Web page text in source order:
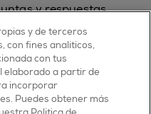
y respuestas
con nosotros
de privacidad
youtube
y de terceros
con fines analíticos,
con tus
elaborado a partir de
incorporar
Puedes obtener más